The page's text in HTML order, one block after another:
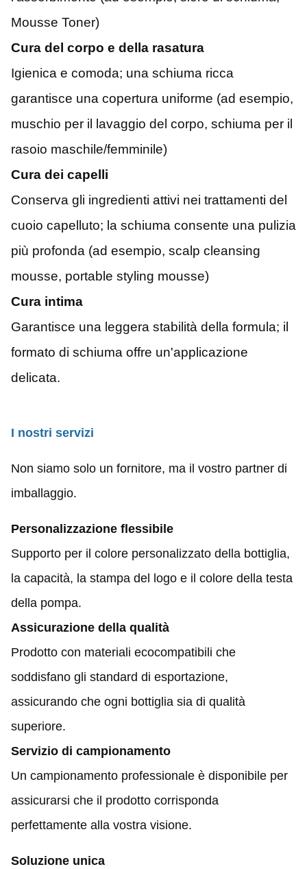
Mousse Toner)
Cura del corpo e della rasatura
Igienica e comoda; una schiuma ricca
garantisce una copertura uniforme (ad esempio,
muschio per il lavaggio del corpo, schiuma per il
rasoio maschile/femminile)
Cura dei capelli
Conserva gli ingredienti attivi nei trattamenti del
cuoio capelluto; la schiuma consente una pulizia
più profonda (ad esempio, scalp cleansing
mousse, portable styling mousse)
Cura intima
Garantisce una leggera stabilità della formula; il
formato di schiuma offre un'applicazione
delicata.
I nostri servizi
Non siamo solo un fornitore, ma il vostro partner di
imballaggio.
Personalizzazione flessibile
Supporto per il colore personalizzato della bottiglia,
la capacità, la stampa del logo e il colore della testa
della pompa.
Assicurazione della qualità
Prodotto con materiali ecocompatibili che
soddisfano gli standard di esportazione,
assicurando che ogni bottiglia sia di qualità
superiore.
Servizio di campionamento
Un campionamento professionale è disponibile per
assicurarsi che il prodotto corrisponda
perfettamente alla vostra visione.
Soluzione unica